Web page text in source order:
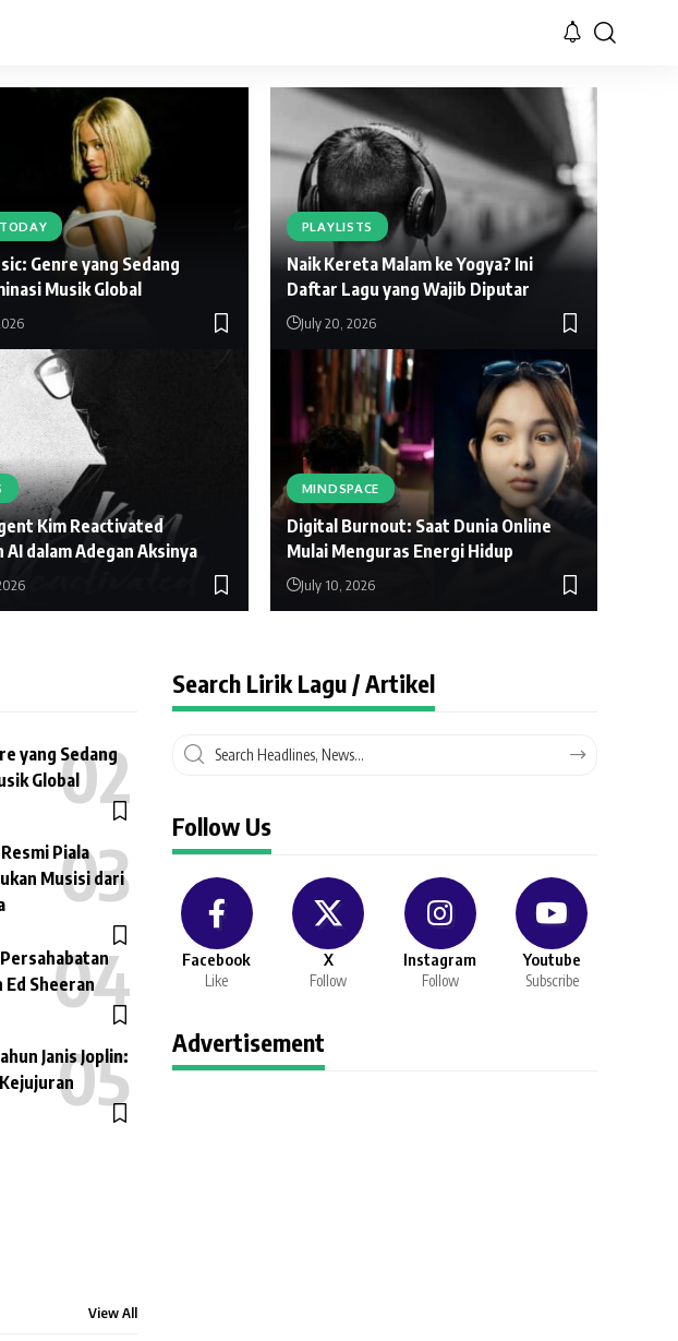
Genre yang Sedang
Musik Global
PLAYLISTS
Naik Kereta Malam ke Yogya? Ini
Daftar Lagu yang Wajib Diputar
July 20, 2026
Kim Reactivated
AI dalam Adegan Aksinya
MINDSPACE
Digital Burnout: Saat Dunia Online
Mulai Menguras Energi Hidup
July 10, 2026
yang Sedang
Global
Piala
Musisi dari
Sheeran
Janis Joplin:
View All
Search Lirik Lagu / Artikel
Follow Us
Facebook
Like
X
Follow
Instagram
Follow
Youtube
Subscribe
Advertisement